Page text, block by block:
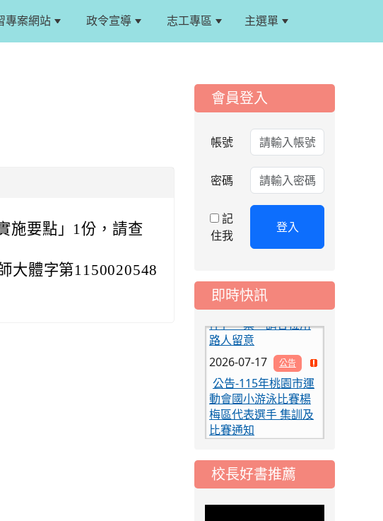
專案網站 政令宣導 志工專區 主選單
施要點」1份，請查
大體字第1150020548
::: 會員登入
帳號
密碼
記
住我
登入
即時快訊
115學年度課後照顧
服務班教師甄選簡章
2026-08-03
重要
115學年度一、三、
五年級常態編班結果
公告
月份「施工車輛臨
停」一案，請各位用
路人留意
2026-07-17
公告-115年桃園市運
動會國小游泳比賽楊
梅區代表選手 集訓及
比賽通知
2026-07-13
重要
115學年度 常態編班
暨導師編配作業公告
校長好書推薦